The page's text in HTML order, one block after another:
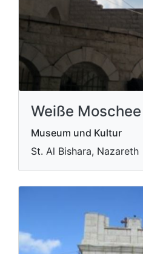
Weiße Moschee
Museum und Kultur
St. Al Bishara, Nazareth